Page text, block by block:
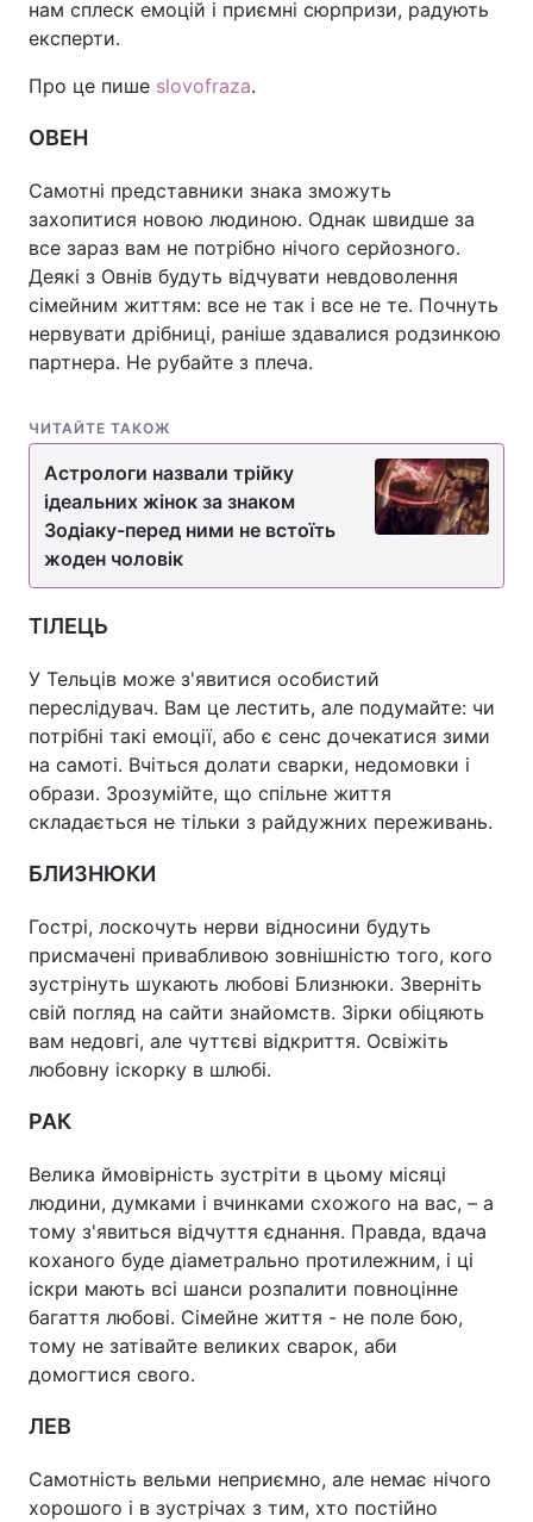
нам сплеск емоцій і приємні сюрпризи, радують
експерти.
Про це пише slovofraza.
ОВЕН
Самотні представники знака зможуть
захопитися новою людиною. Однак швидше за
все зараз вам не потрібно нічого серйозного.
Деякі з Овнів будуть відчувати невдоволення
сімейним життям: все не так і все не те. Почнуть
нервувати дрібниці, раніше здавалися родзинкою
партнера. Не рубайте з плеча.
ЧИТАЙТЕ ТАКОЖ
Астрологи назвали трійку
ідеальних жінок за знаком
Зодіаку-перед ними не встоїть
жоден чоловік
ТІЛЕЦЬ
У Тельців може з'явитися особистий
переслідувач. Вам це лестить, але подумайте: чи
потрібні такі емоції, або є сенс дочекатися зими
на самоті. Вчіться долати сварки, недомовки і
образи. Зрозумійте, що спільне життя
складається не тільки з райдужних переживань.
БЛИЗНЮКИ
Гострі, лоскочуть нерви відносини будуть
присмачені привабливою зовнішністю того, кого
зустрінуть шукають любові Близнюки. Зверніть
свій погляд на сайти знайомств. Зірки обіцяють
вам недовгі, але чуттєві відкриття. Освіжіть
любовну іскорку в шлюбі.
РАК
Велика ймовірність зустріти в цьому місяці
людини, думками і вчинками схожого на вас, – а
тому з'явиться відчуття єднання. Правда, вдача
коханого буде діаметрально протилежним, і ці
іскри мають всі шанси розпалити повноцінне
багаття любові. Сімейне життя - не поле бою,
тому не затівайте великих сварок, аби
домогтися свого.
ЛЕВ
Самотність вельми неприємно, але немає нічого
хорошого і в зустрічах з тим, хто постійно